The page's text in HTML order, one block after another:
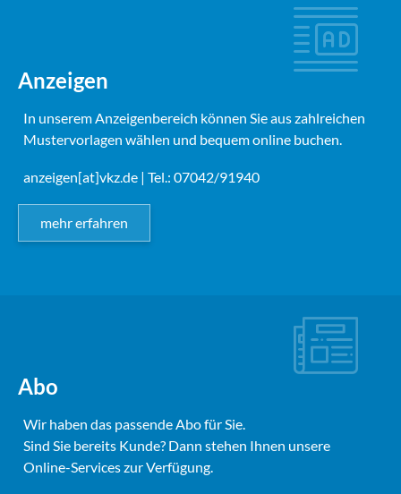
Anzeigen
In unserem Anzeigenbereich können Sie aus zahlreichen
Mustervorlagen wählen und bequem online buchen.
anzeigen[at]vkz.de | Tel.: 07042/91940
mehr erfahren
Abo
Wir haben das passende Abo für Sie.
Sind Sie bereits Kunde? Dann stehen Ihnen unsere
Online-Services zur Verfügung.